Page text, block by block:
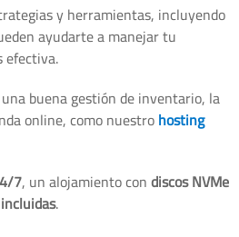
y herramientas, incluyendo
ayudarte a manejar tu
efectiva.
buena gestión de inventario, la
online, como nuestrohosting
7, un alojamiento condiscos NVMe
.